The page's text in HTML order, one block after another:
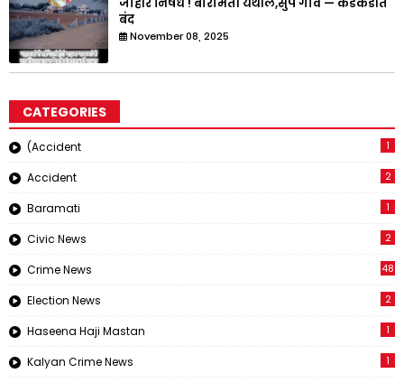
बंद
November 08, 2025
CATEGORIES
(Accident 1
Accident 2
Baramati 1
Civic News 2
Crime News 48
Election News 2
Haseena Haji Mastan 1
Kalyan Crime News 1